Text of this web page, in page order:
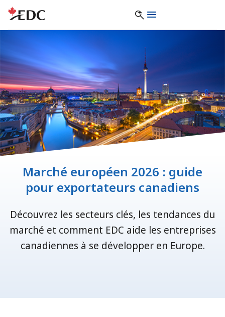
Marché européen 2026 : guide
pour exportateurs canadiens
Découvrez les secteurs clés, les tendances du
marché et comment EDC aide les entreprises
canadiennes à se développer en Europe.